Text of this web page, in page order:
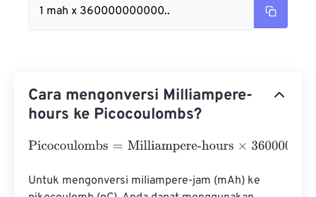
1 mah x 360000000000..
Cara mengonversi Milliampere-
hours ke Picocoulombs?
Picocoulombs=Milliampere-hours×3600000000000
Untuk mengonversi miliampere-jam (mAh) ke